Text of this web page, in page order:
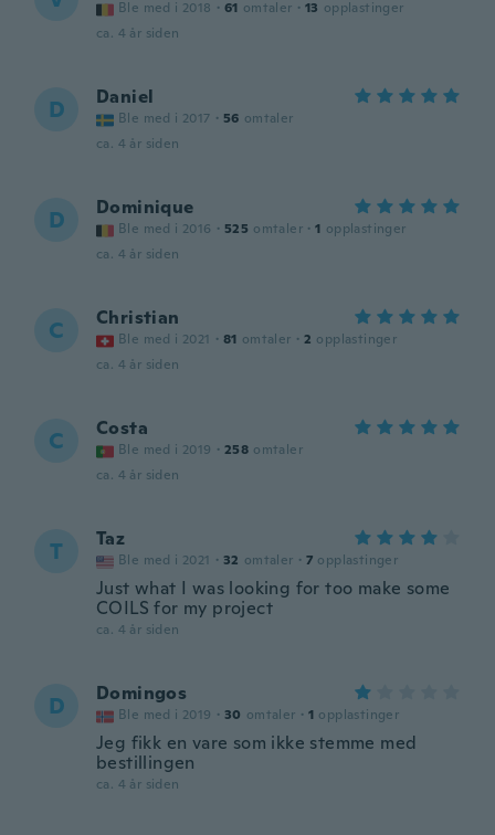
Ble med i 2018 · 61 omtaler · 13 opplastinger
ca. 4 år siden
D Daniel
Ble med i 2017 · 56 omtaler
ca. 4 år siden
D Dominique
Ble med i 2016 · 525 omtaler · 1 opplastinger
ca. 4 år siden
C Christian
Ble med i 2021 · 81 omtaler · 2 opplastinger
ca. 4 år siden
C Costa
Ble med i 2019 · 258 omtaler
ca. 4 år siden
T Taz
Ble med i 2021 · 32 omtaler · 7 opplastinger
Just what I was looking for too make some
COILS for my project
ca. 4 år siden
D Domingos
Ble med i 2019 · 30 omtaler · 1 opplastinger
Jeg fikk en vare som ikke stemme med
bestillingen
ca. 4 år siden